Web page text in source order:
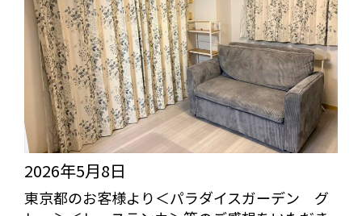
2026年5月8日
東京都のお客様より＜パラダイスガーデン グ